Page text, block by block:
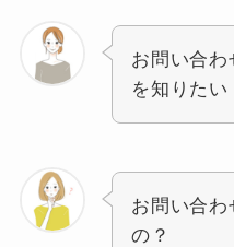
お問い合
を知りたい
お問い合わ
の？